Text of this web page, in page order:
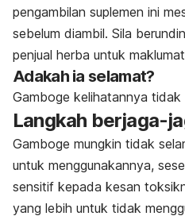
pengambilan suplemen ini
sebelum diambil. Sila
penjual herba untuk
Adakah ia selamat?
Gamboge kelihatannya tidak
Langkah berjaga-
Gamboge mungkin tidak
untuk menggunakannya,
sensitif kepada kesan
yang lebih untuk tidak